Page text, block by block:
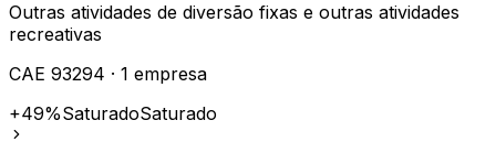
Outras atividades de diversão fixas e outras atividades
recreativas
CAE 93294 · 1 empresa
+49%SaturadoSaturado